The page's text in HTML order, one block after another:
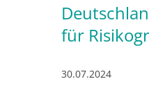
für
30.07.2024